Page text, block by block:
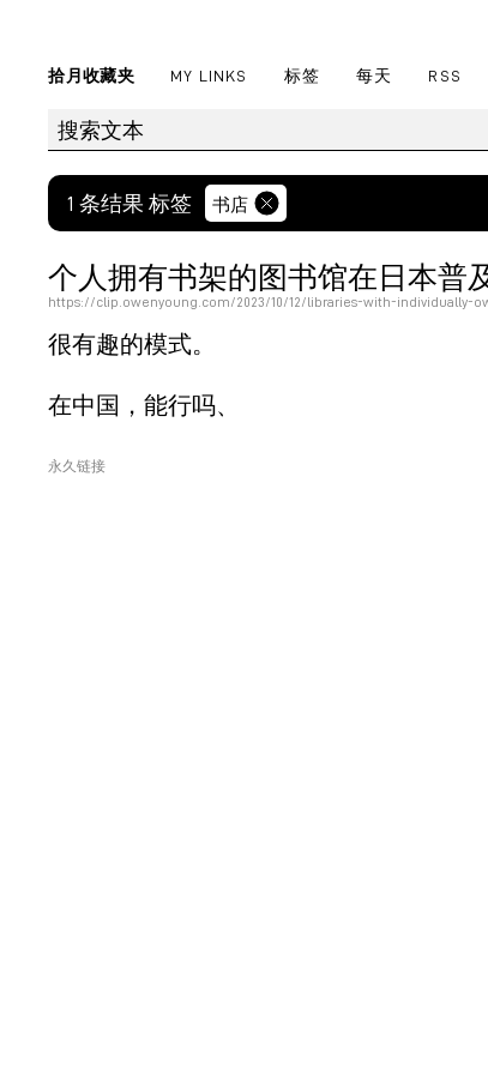
拾月收藏夹 MY LINKS 标签 每天 RSS
1 条结果 标签 书店
个人拥有书架的图书馆在日本普
https://clip.owenyoung.com/2023/10/12/libraries-with-individually-
很有趣的模式。
在中国，能行吗、
永久链接